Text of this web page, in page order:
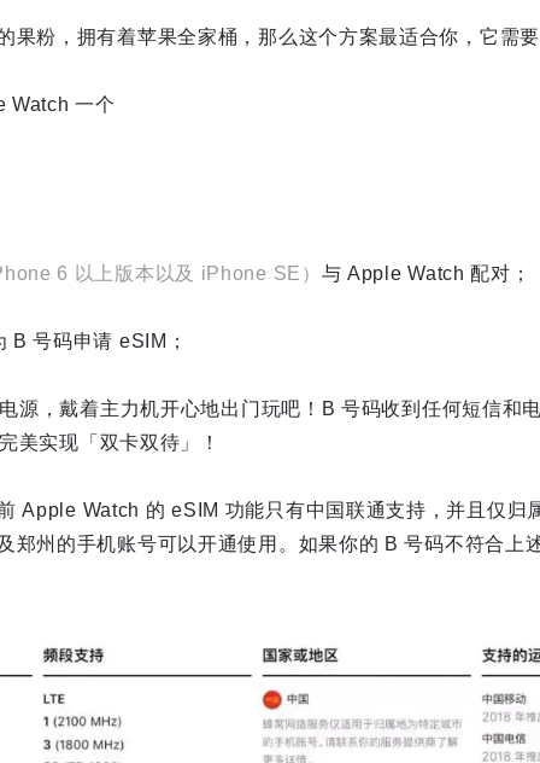
果粉，拥有着苹果全家桶，那么这个方案最适合你，它需
Watch 一个
6 以上版本以及 iPhone SE） 与 Apple Watch 配对；
B 号码申请 eSIM；
源，戴着主力机开心地出门玩吧！B 号码收到任何短信和
美实现「双卡双待」！
Apple Watch 的 eSIM 功能只有中国联通支持，并且仅归
郑州的手机账号可以开通使用。如果你的 B 号码不符合上